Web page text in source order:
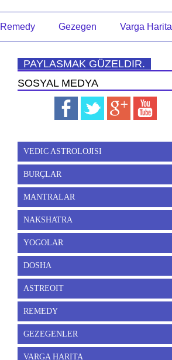
Remedy Gezegen Varga Harita
PAYLASMAK GÜZELDIR.
SOSYAL MEDYA
VEDIC ASTROLOJISI
BURÇLAR
MANTRALAR
NAKSHATRA
YOGOLAR
DOSHA
ASTREOIT
REMEDY
GEZEGENLER
VARGA HARITA